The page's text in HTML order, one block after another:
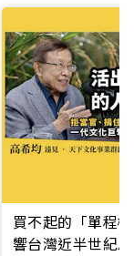
買不起的「單程
響台灣近半世紀